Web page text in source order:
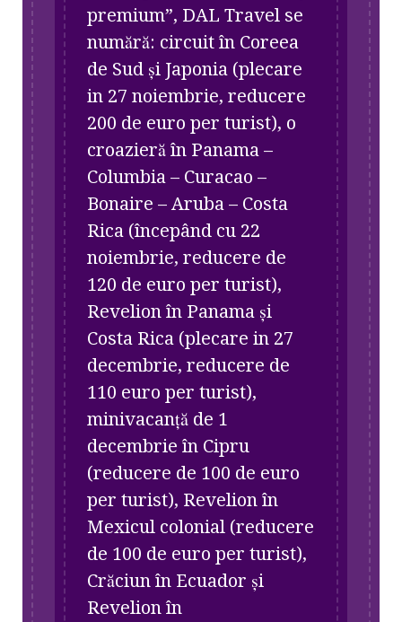
premium”, DAL Travel se
numără: circuit în Coreea
de Sud și Japonia (plecare
in 27 noiembrie, reducere
200 de euro per turist), o
croazieră în Panama –
Columbia – Curacao –
Bonaire – Aruba – Costa
Rica (începând cu 22
noiembrie, reducere de
120 de euro per turist),
Revelion în Panama și
Costa Rica (plecare in 27
decembrie, reducere de
110 euro per turist),
minivacanță de 1
decembrie în Cipru
(reducere de 100 de euro
per turist), Revelion în
Mexicul colonial (reducere
de 100 de euro per turist),
Crăciun în Ecuador și
Revelion în